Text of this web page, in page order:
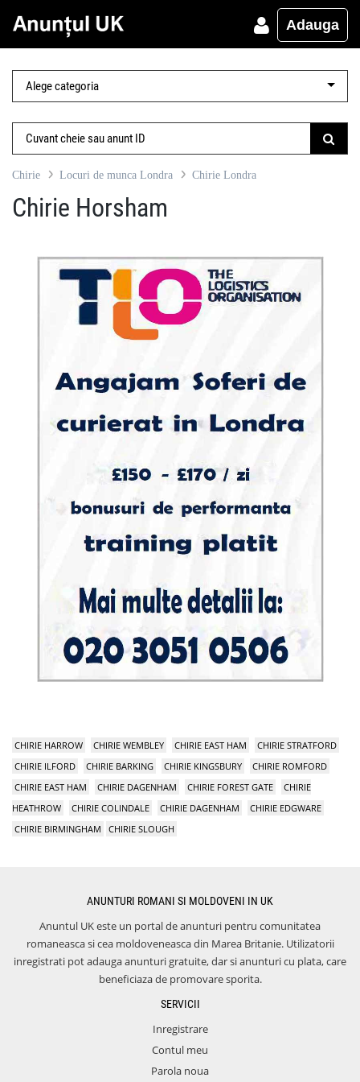
Adauga
Chirie Locuri de munca Londra Chirie Londra
Chirie Horsham
CHIRIE HARROW CHIRIE WEMBLEY CHIRIE EAST HAM
CHIRIE STRATFORD
CHIRIE ILFORD
CHIRIE BARKING CHIRIE KINGSBURY
CHIRIE ROMFORD
CHIRIE EAST HAM
CHIRIE DAGENHAM CHIRIE FOREST GATE
CHIRIE
HEATHROW
CHIRIE COLINDALE CHIRIE DAGENHAM
CHIRIE EDGWARE
CHIRIE BIRMINGHAM
CHIRIE SLOUGH
ANUNTURI ROMANI SI MOLDOVENI IN UK
Anuntul UK este un portal de anunturi pentru comunitatea
romaneasca si cea moldoveneasca din Marea Britanie. Utilizatorii
inregistrati pot adauga anunturi gratuite, dar si anunturi cu plata, care
beneficiaza de promovare sporita.
SERVICII
Inregistrare
Contul meu
Parola noua